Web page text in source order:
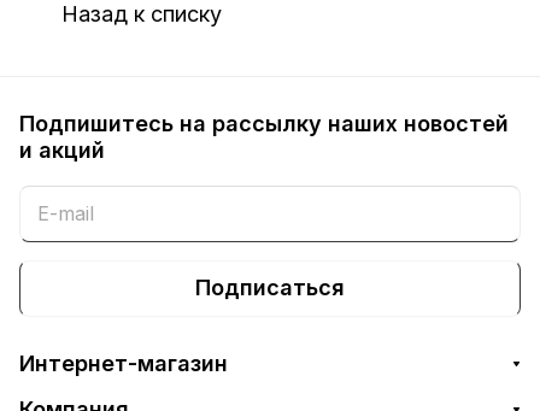
Назад к списку
Подпишитесь на рассылку наших новостей
и акций
Подписаться
Интернет-магазин